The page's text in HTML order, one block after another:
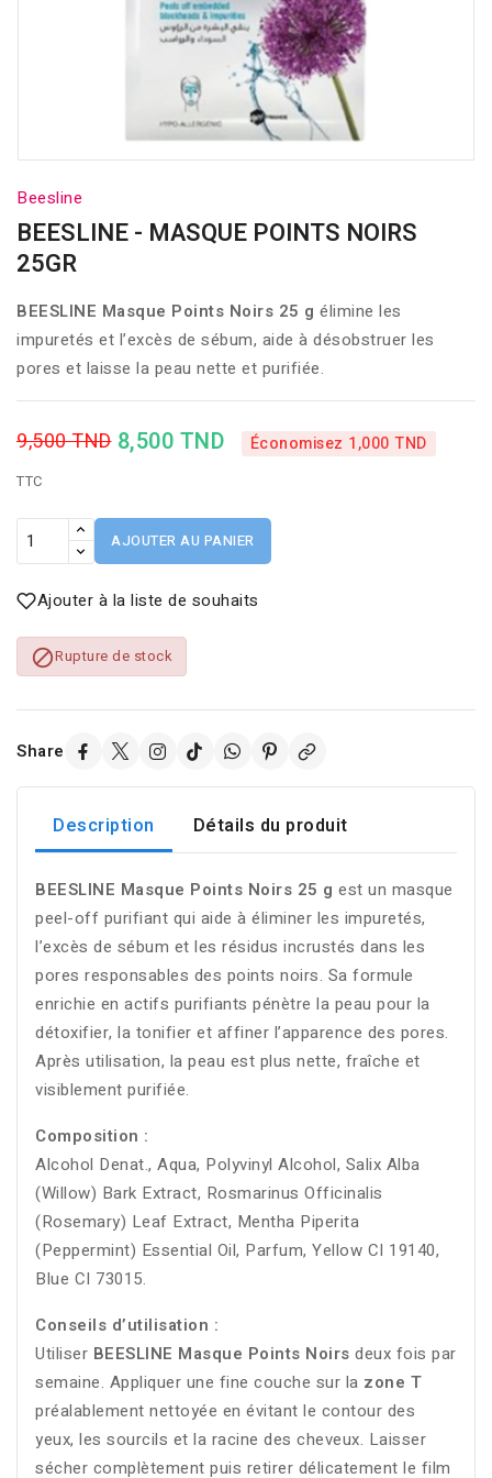
Beesline
BEESLINE - MASQUE POINTS NOIRS
25GR
BEESLINE Masque Points Noirs 25 g élimine les
impuretés et l’excès de sébum, aide à désobstruer les
pores et laisse la peau nette et purifiée.
9,500 TND 8,500 TND Économisez 1,000 TND
TTC
AJOUTER AU PANIER
Ajouter à la liste de souhaits
Rupture de stock
Share
Description Détails du produit
BEESLINE Masque Points Noirs 25 g est un masque
peel-off purifiant qui aide à éliminer les impuretés,
l’excès de sébum et les résidus incrustés dans les
pores responsables des points noirs. Sa formule
enrichie en actifs purifiants pénètre la peau pour la
détoxifier, la tonifier et affiner l’apparence des pores.
Après utilisation, la peau est plus nette, fraîche et
visiblement purifiée.
Composition :
Alcohol Denat., Aqua, Polyvinyl Alcohol, Salix Alba
(Willow) Bark Extract, Rosmarinus Officinalis
(Rosemary) Leaf Extract, Mentha Piperita
(Peppermint) Essential Oil, Parfum, Yellow CI 19140,
Blue CI 73015.
Conseils d’utilisation :
Utiliser BEESLINE Masque Points Noirs deux fois par
semaine. Appliquer une fine couche sur la zone T
préalablement nettoyée en évitant le contour des
yeux, les sourcils et la racine des cheveux. Laisser
sécher complètement puis retirer délicatement le film